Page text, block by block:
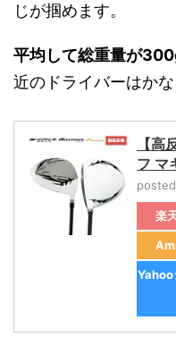
じが掴めます。
平均して総重量が
近のドライバーはかな
【
フ マ
楽
Yahoo